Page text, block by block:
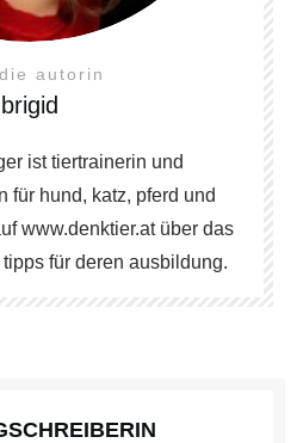
autorin
brigid
ist tiertrainerin und
für hund, katz, pferd und
www.denktier.at über das
für deren ausbildung.